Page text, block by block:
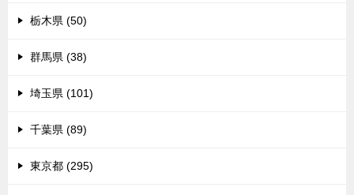
栃木県 (50)
群馬県 (38)
埼玉県 (101)
千葉県 (89)
東京都 (295)